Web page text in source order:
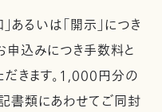
あるいは「開示」につき
申込みにつき手数料と
きます。1,000円分の
書類にあわせてご同封